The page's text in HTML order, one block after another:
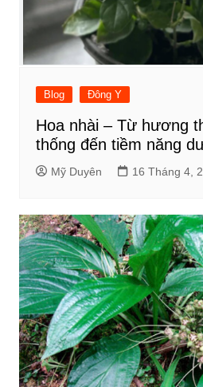
Blog Đông Y
Hoa nhài – Từ hương
thống đến tiềm năng
Mỹ Duyên 16 Tháng 4,